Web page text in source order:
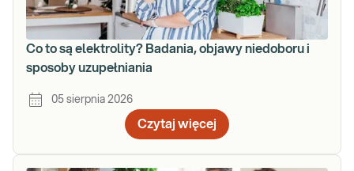
Co to są elektrolity? Badania, objawy niedoboru i
sposoby uzupełniania
05 sierpnia 2026
Czytaj więcej